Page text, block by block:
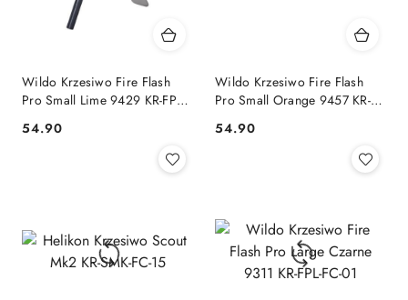
Wildo Krzesiwo Fire Flash
Pro Small Lime 9429 KR-FPS-
Cena:
54.90
Wildo Krzesiwo Fire Flash
Pro Small Orange 9457 KR-
Cena:
54.90